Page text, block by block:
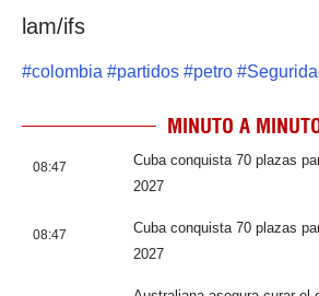
lam/ifs
#colombia #partidos #petro #
MINUTO A
08:47
Cuba conquista 70 plazas
2027
08:47
Cuba conquista 70 plazas
2027